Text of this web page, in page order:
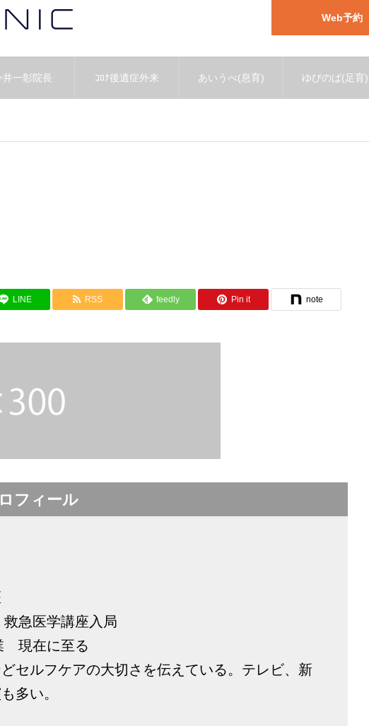
Web予約
井一彰院長 ｺﾛﾅ後遺症外来 あいうべ(息育) ゆびのば(足育)
LINE RSS feedly Pin it note
フィール
急医学講座入局
現在に至る
セルフケアの大切さを伝えている。テレビ、新
多い。